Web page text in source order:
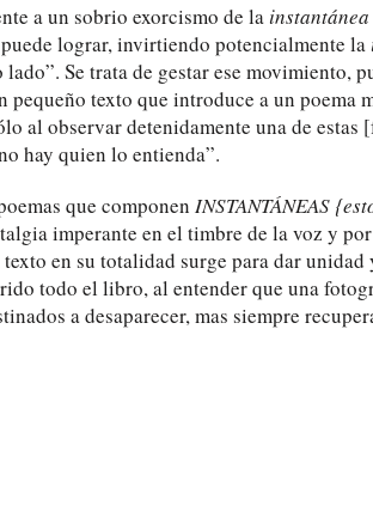
a un sobrio exorcismo de la instantánea
lograr, invirtiendo potencialmente la
Se trata de gestar ese movimiento,
pequeño texto que introduce a un poema
al observar detenidamente una de
hay quien lo entienda”.
que componen INSTANTÁNEAS
imperante en el timbre de la voz y
texto en su totalidad surge para dar
todo el libro, al entender que una
a desaparecer, mas siempre